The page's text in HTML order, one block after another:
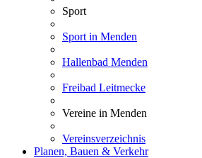
Sport
Sport in Menden
Hallenbad Menden
Freibad Leitmecke
Vereine in Menden
Vereinsverzeichnis
Planen, Bauen & Verkehr